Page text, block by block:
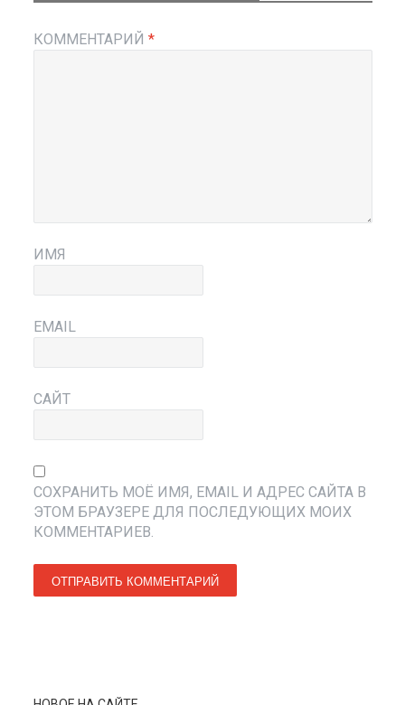
КОММЕНТАРИЙ*
ИМЯ
EMAIL
САЙТ
СОХРАНИТЬ МОЁ ИМЯ, EMAIL И АДРЕС САЙТА В
ЭТОМ БРАУЗЕРЕ ДЛЯ ПОСЛЕДУЮЩИХ МОИХ
КОММЕНТАРИЕВ.